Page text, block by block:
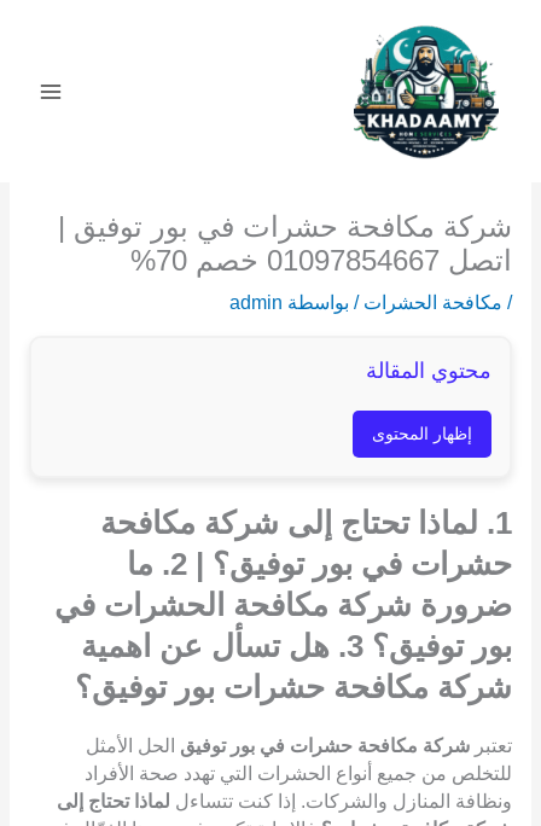
المحتوى
شركة مكافحة حشرات في بور توفيق |
اتصل 01097854667 خصم 70%
/ مكافحة الحشرات / بواسطة admin
محتوي المقالة
إظهار المحتوى
1. لماذا تحتاج إلى شركة مكافحة
حشرات في بور توفيق؟ | 2. ما
ضرورة شركة مكافحة الحشرات في
بور توفيق؟ 3. هل تسأل عن اهمية
شركة مكافحة حشرات بور توفيق؟
تعتبر شركة مكافحة حشرات في بور توفيق الحل الأمثل
للتخلص من جميع أنواع الحشرات التي تهدد صحة الأفراد
ونظافة المنازل والشركات. إذا كنت تتساءل لماذا تحتاج إلى